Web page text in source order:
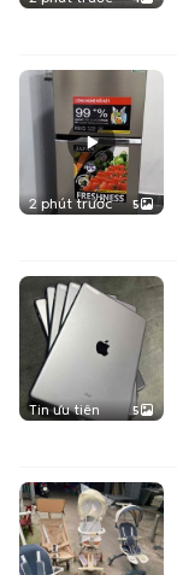
2 phút trước 5
Tin ưu tiên 5